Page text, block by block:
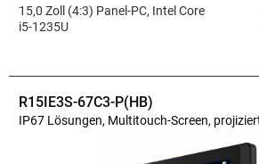
15,0 Zoll (4:3) Panel-PC, Intel Core
i5-1235U
R15IE3S-67C3-P(HB)
IP67 Lösungen, Multitouch-Screen,